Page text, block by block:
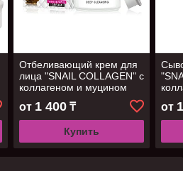
Отбеливающий крем для
лица "SNAIL COLLAGEN" с
коллагеном и муцином
от 1 400₸
Купить
от